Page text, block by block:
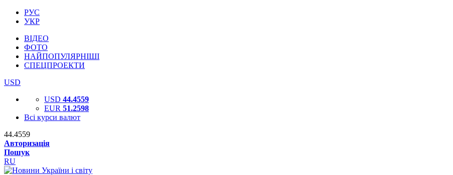
РУС
УКР
ВІДЕО
ФОТО
НАЙПОПУЛЯРНІШІ
СПЕЦПРОЕКТИ
USD
USD 44.4559
EUR 51.2598
Всі курси валют
44.4559
Авторизація
Пошук
RU